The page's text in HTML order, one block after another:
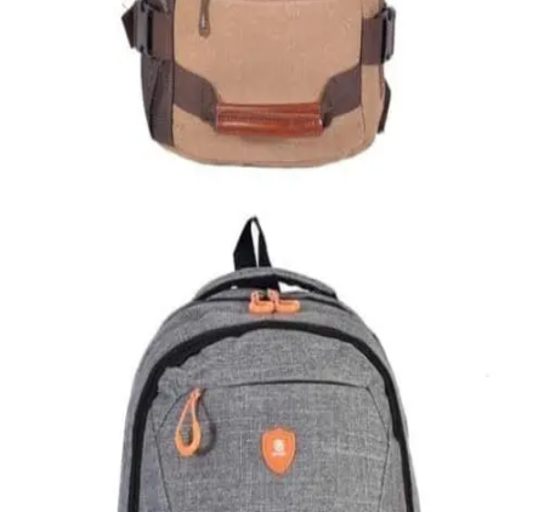
Εξαντλημένο
Σακίδιο από καμβά
35,00€